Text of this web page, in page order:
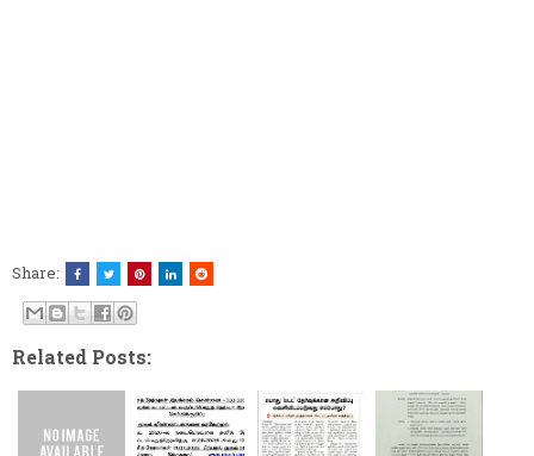
Share:
Related Posts: